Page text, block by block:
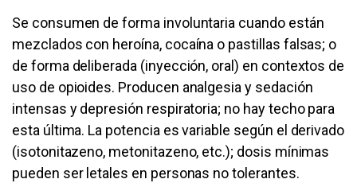
Se consumen de forma involuntaria cuando están
mezclados con heroína, cocaína o pastillas falsas; o
de forma deliberada (inyección, oral) en contextos de
uso de opioides. Producen analgesia y sedación
intensas y depresión respiratoria; no hay techo para
esta última. La potencia es variable según el derivado
(isotonitazeno, metonitazeno, etc.); dosis mínimas
pueden ser letales en personas no tolerantes.